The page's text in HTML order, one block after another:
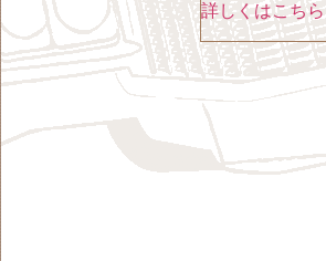
詳しくはこちら